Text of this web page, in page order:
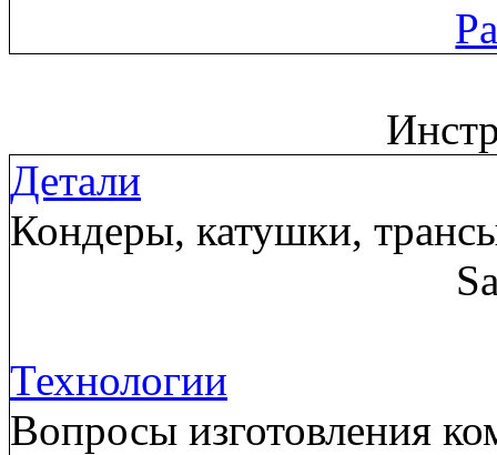
Детали
Кондеры, катушки,
Технологии
Вопросы изготовления